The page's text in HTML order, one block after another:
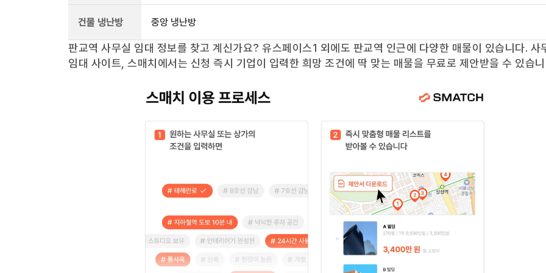
건물 냉난방 중앙 냉난방
판교역 사무실 임대 정보를 찾고 계신가요? 유스페이스1 외에도 판교역 인근에 다양한 매물이 있습니다. 사
임대 사이트, 스매치에서는 신청 즉시 기업이 입력한 희망 조건에 딱 맞는 매물을 무료로 제안받을 수 있습